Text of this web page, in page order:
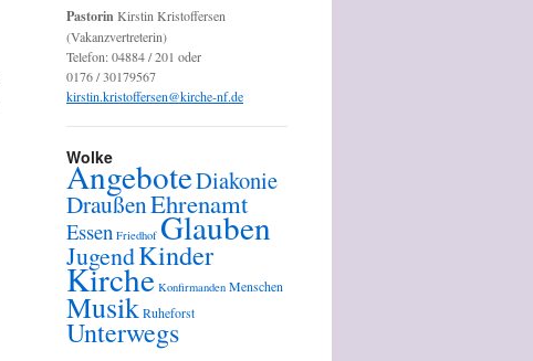
PastorinKirstin Kristoffersen
(Vakanzvertreterin)
Telefon: 04884 / 201 oder
0176 / 30179567
kirstin.kristoffersen@kirche-nf.de
Wolke
AngeboteDiakonie
DraußenEhrenamt
Essen Friedhof Glauben
JugendKinder
Kirche Konfirmanden Menschen
MusikRuheforst
Unterwegs